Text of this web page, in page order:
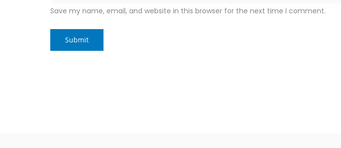
Save my name, email, and website in this browser for the next time I comment.